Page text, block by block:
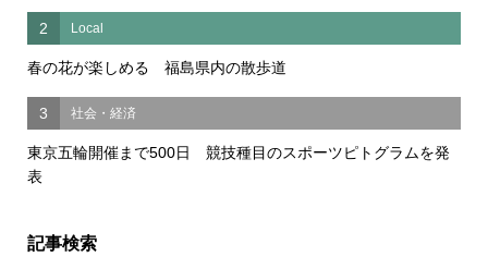
2 Local
春の花が楽しめる 福島県内の散歩道
3 社会・経済
東京五輪開催まで500日 競技種目のスポーツピトグラムを発
表
記事検索